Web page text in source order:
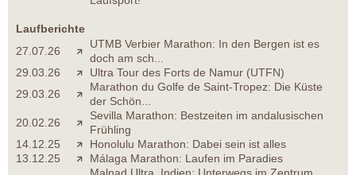
Laufberichte
27.07.26
UTMB Verbier Marathon: In den Bergen ist es
doch am sch...
29.03.26
Ultra Tour des Forts de Namur (UTFN)
29.03.26
Marathon du Golfe de Saint-Tropez: Die Küste
der Schön...
20.02.26
Sevilla Marathon: Bestzeiten im andalusischen
Frühling
14.12.25
Honolulu Marathon: Dabei sein ist alles
13.12.25
Málaga Marathon: Laufen im Paradies